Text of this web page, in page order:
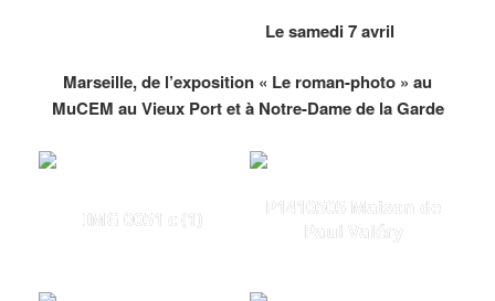
Le samedi 7 avril
Marseille, de l’exposition « Le roman-photo » au
MuCEM au Vieux Port et à Notre-Dame de la Garde
IMG 0051 c (1)
P1410505 Maison de
Paul Valéry